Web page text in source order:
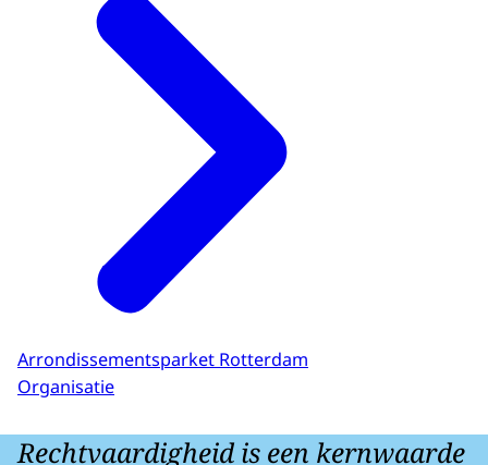
Arrondissementsparket Rotterdam
Organisatie
Rechtvaardigheid is een kernwaarde